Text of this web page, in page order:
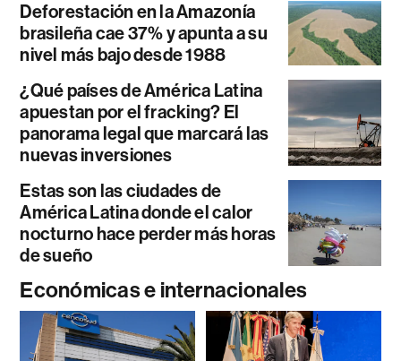
Deforestación en la Amazonía
brasileña cae 37% y apunta a su
nivel más bajo desde 1988
¿Qué países de América Latina
apuestan por el fracking? El
panorama legal que marcará las
nuevas inversiones
Estas son las ciudades de
América Latina donde el calor
nocturno hace perder más horas
de sueño
Económicas e internacionales